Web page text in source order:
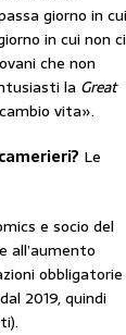
giorno in cui
in cui non ci
che non
la Great
vita».
Le
e socio del
all’aumento
obbligatorie
2019, quindi